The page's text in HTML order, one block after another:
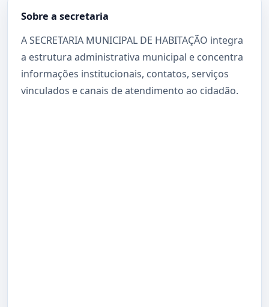
Sobre a secretaria
A SECRETARIA MUNICIPAL DE HABITAÇÃO integra
a estrutura administrativa municipal e concentra
informações institucionais, contatos, serviços
vinculados e canais de atendimento ao cidadão.